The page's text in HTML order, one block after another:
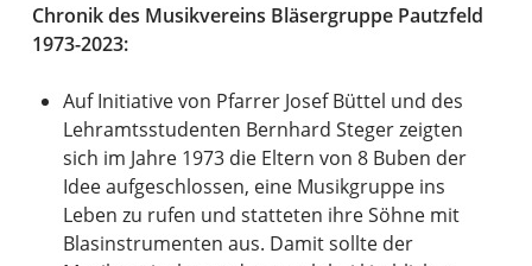
Chronik des Musikvereins Bläsergruppe Pautzfeld
1973-2023:
Auf Initiative von Pfarrer Josef Büttel und des
Lehramtsstudenten Bernhard Steger zeigten
sich im Jahre 1973 die Eltern von 8 Buben der
Idee aufgeschlossen, eine Musikgruppe ins
Leben zu rufen und statteten ihre Söhne mit
Blasinstrumenten aus. Damit sollte der